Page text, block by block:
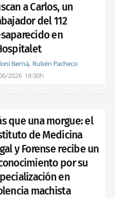
a Carlos, un
del 112
en
Berná Rubén Pacheco
2026 18:30h
que una morgue: el
de Medicina
y Forense recibe un
por su
en
machista